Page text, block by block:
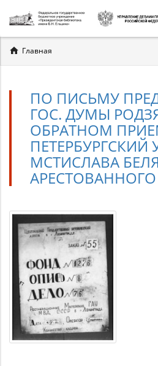
Вы
здесь
Главная
ПО ПИСЬМУ
ГОС. ДУМЫ
ОБРАТНОМ
ПЕТЕРБУРГСКИЙ
МСТИСЛАВА
АРЕСТОВАННОГО